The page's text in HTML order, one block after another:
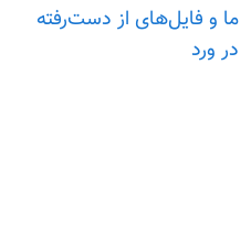
ما و فایل‌های از دست‌رفته‌
در ورد